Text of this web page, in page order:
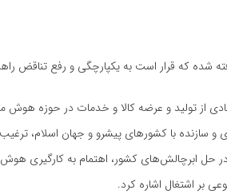
از تولید و عرضه کالا و خدمات در حوزه
با کشورهای پیشرو و جهان اسلام،
ابرچالش‌های کشور، اهتمام به کارگیری
بر اشتغال اشاره کرد.